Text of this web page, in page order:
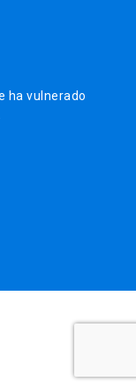
ha vulnerado